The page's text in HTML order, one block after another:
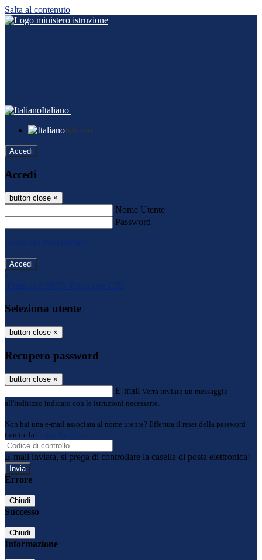
Salta al contenuto
Italiano
Italiano
Accedi
Accedi
button close ×
Nome Utente
Password
Password dimenticata?
-
Entra con SPID
Entra con CIE
Seleziona utente
button close ×
Recupero password
button close ×
E-mail Verrà inviato un messaggio
all'indirizzo indicato con le istruzioni necessarie.
Non hai una e-mail associata al nome utente? Effettua il reset della password
tramite la
Login Spaggiari
E-mail inviata, si prega di controllare la casella di posta elettronica!
Errore
Chiudi
Successo
Chiudi
Informazione